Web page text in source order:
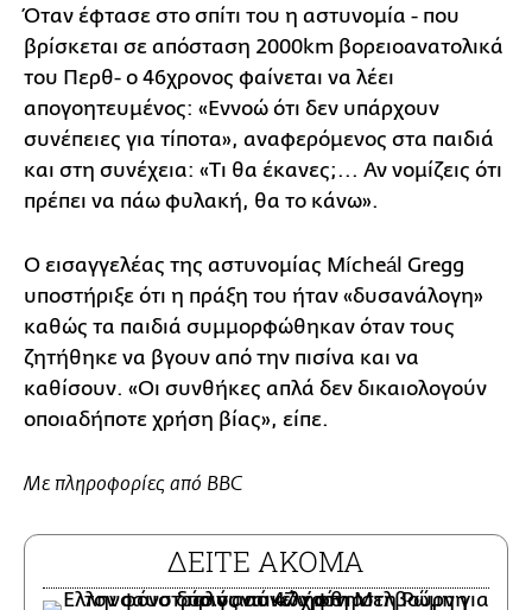
Όταν έφτασε στο σπίτι του η αστυνομία - που
βρίσκεται σε απόσταση 2000km βορειοανατολικά
του Περθ- ο 46χρονος φαίνεται να λέει
απογοητευμένος: «Εννοώ ότι δεν υπάρχουν
συνέπειες για τίποτα», αναφερόμενος στα παιδιά
και στη συνέχεια: «Τι θα έκανες;... Αν νομίζεις ότι
πρέπει να πάω φυλακή, θα το κάνω».
Ο εισαγγελέας της αστυνομίας Mícheál Gregg
υποστήριξε ότι η πράξη του ήταν «δυσανάλογη»
καθώς τα παιδιά συμμορφώθηκαν όταν τους
ζητήθηκε να βγουν από την πισίνα και να
καθίσουν. «Οι συνθήκες απλά δεν δικαιολογούν
οποιαδήποτε χρήση βίας», είπε.
Με πληροφορίες από BBC
ΔΕΙΤΕ ΑΚΟΜΑ